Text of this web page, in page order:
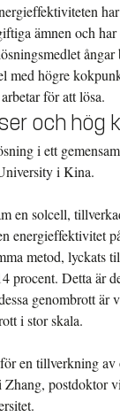
ämnen och
med högre
för att lösa.
och hög
i ett
i Kina.
en solcell,
energieffektivitet
metod, lyckats
procent. Detta är
genombrott
i stor skala.
en tillverkning
Zhang, postdoktor